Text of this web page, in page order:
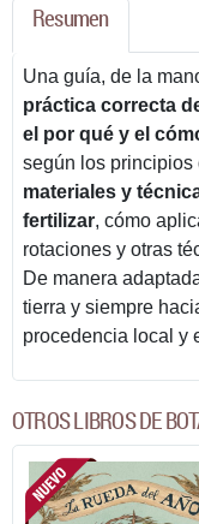
Resumen
Una guía, de la
práctica correcta
el por qué y el
según los principios
materiales y
fertilizar, cómo
rotaciones y otras
De manera
tierra y siempre
procedencia local y
OTROS LIBROS DE